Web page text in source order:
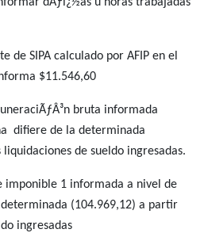
de SIPA calculado por AFIP en el
$11.546,60
bruta informada
difiere de la determinada
de sueldo ingresadas.
imponible 1 informada a nivel de
(104.969,12) a partir
ingresadas